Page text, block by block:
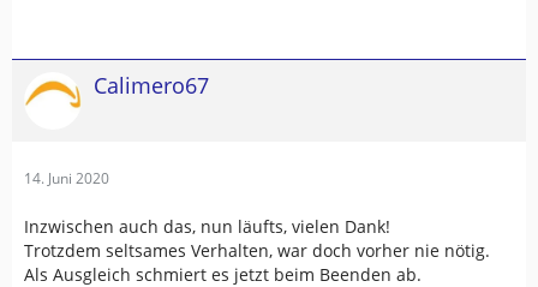
Calimero67
14. Juni 2020
Inzwischen auch das, nun läufts, vielen Dank!
Trotzdem seltsames Verhalten, war doch vorher nie nötig.
Als Ausgleich schmiert es jetzt beim Beenden ab.